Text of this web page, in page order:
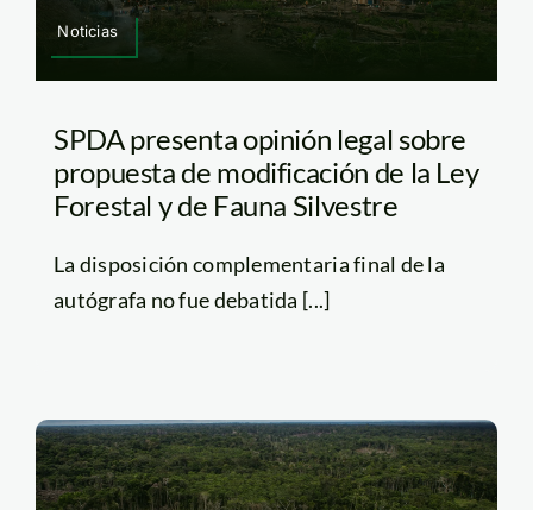
Noticias
SPDA presenta opinión legal sobre
propuesta de modificación de la Ley
Forestal y de Fauna Silvestre
La disposición complementaria final de la
autógrafa no fue debatida [...]